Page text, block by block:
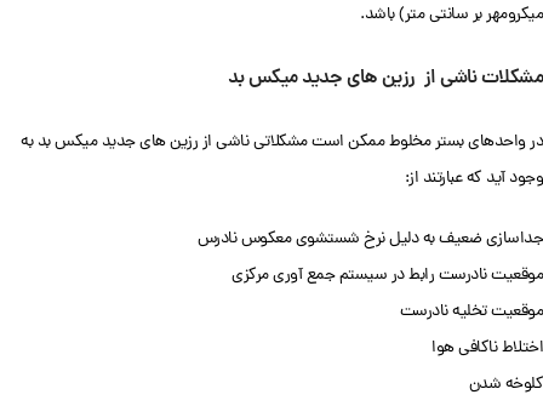
میکرومهر بر سانتی متر) باشد.
مشکلات ناشی از رزین های جدید میکس بد
در واحدهای بستر مخلوط ممکن است مشکلاتی ناشی از رزین های جدید میکس بد به
وجود آید که عبارتند از:
جداسازی ضعیف به دلیل نرخ شستشوی معکوس نادرس
موقعیت نادرست رابط در سیستم جمع آوری مرکزی
موقعیت تخلیه نادرست
اختلاط ناکافی هوا
کلوخه شدن